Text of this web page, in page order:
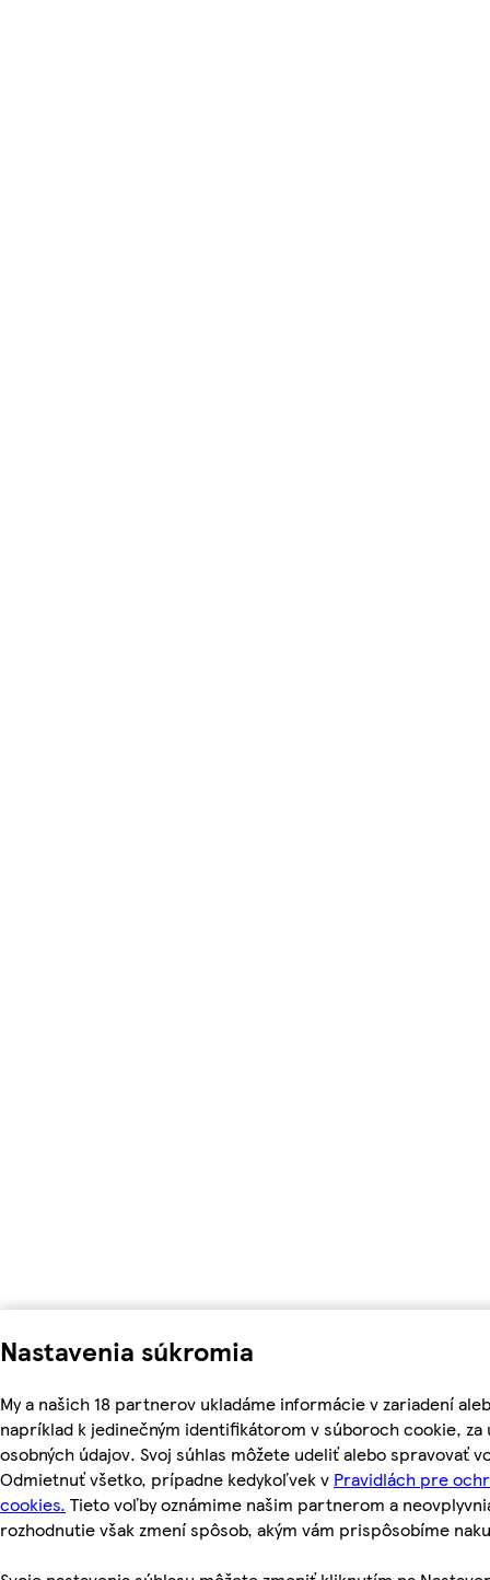
Nastavenia súkromia
My a našich 18 partnerov ukladáme informácie v zariadení
napríklad k jedinečným identifikátorom v súboroch cookie,
osobných údajov. Svoj súhlas môžete udeliť alebo spravovať
Odmietnuť všetko, prípadne kedykoľvek v Pravidlách pre
cookies. Tieto voľby oznámime našim partnerom a
rozhodnutie však zmení spôsob, akým vám prispôsobíme